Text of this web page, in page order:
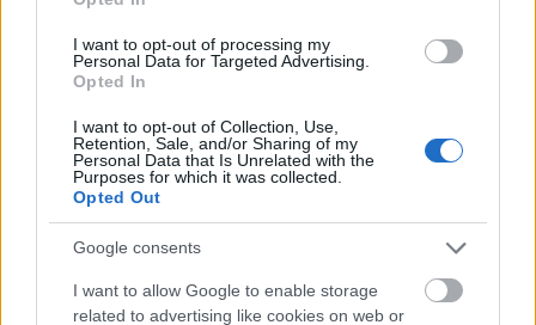
I want to opt-out of processing my
Personal Data for Targeted Advertising.
Opted In
I want to opt-out of Collection, Use,
Retention, Sale, and/or Sharing of my
Personal Data that Is Unrelated with the
Purposes for which it was collected.
Opted Out
Google consents
I want to allow Google to enable storage
related to advertising like cookies on web or
Látványos építési szakasz indult be a
Flórián téri felüljárón
Paks II.: Mit jelent az 5. blokk új
árnyékában?